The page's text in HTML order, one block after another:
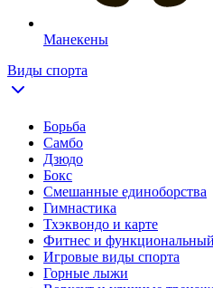
Манекены
Виды спорта
Борьба
Самбо
Дзюдо
Бокс
Смешанные единоборства
Гимнастика
Тхэквондо и карте
Фитнес и
Игровые виды спорта
Горные лыжи